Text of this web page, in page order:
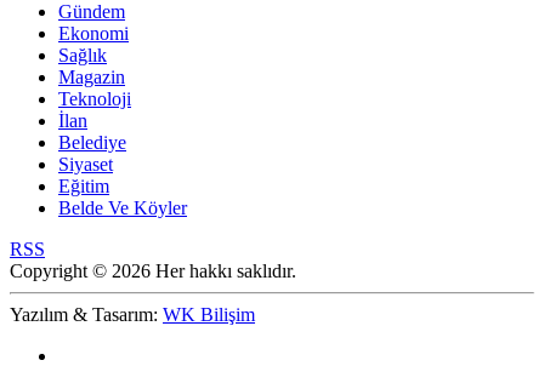
Gündem
Ekonomi
Sağlık
Magazin
Teknoloji
İlan
Belediye
Siyaset
Eğitim
Belde Ve Köyler
RSS
Copyright © 2026 Her hakkı saklıdır.
Yazılım & Tasarım: WK Bilişim